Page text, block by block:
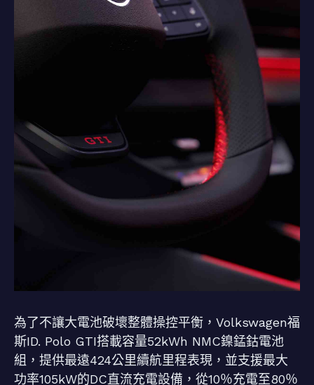
為了不讓大電池破壞整體操控平衡，Volkswagen福
斯ID. Polo GTI搭載容量52kWh NMC鎳錳鈷電池
組，提供最遠424公里續航里程表現，並支援最大
功率105kW的DC直流充電設備，從10％充電至80％